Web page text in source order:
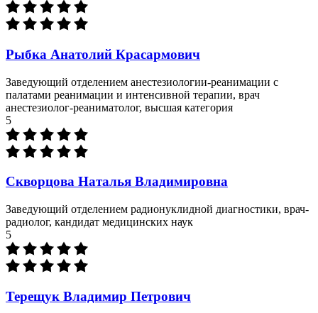
Рыбка Анатолий Красармович
Заведующий отделением анестезиологии-реанимации с
палатами реанимации и интенсивной терапии, врач
анестезиолог-реаниматолог, высшая категория
5
Скворцова Наталья Владимировна
Заведующий отделением радионуклидной диагностики, врач-
радиолог, кандидат медицинских наук
5
Терещук Владимир Петрович